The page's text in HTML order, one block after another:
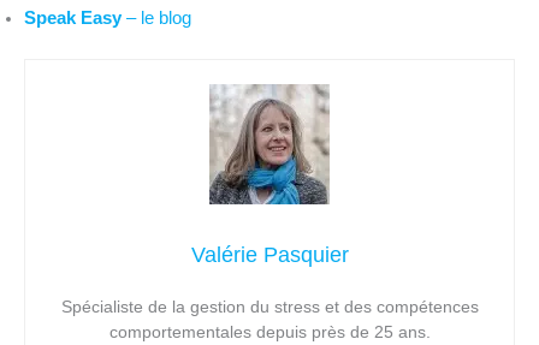
Speak Easy– le blog
Valérie Pasquier
Spécialiste de la gestion du stress et des compétences
comportementales depuis près de 25 ans.